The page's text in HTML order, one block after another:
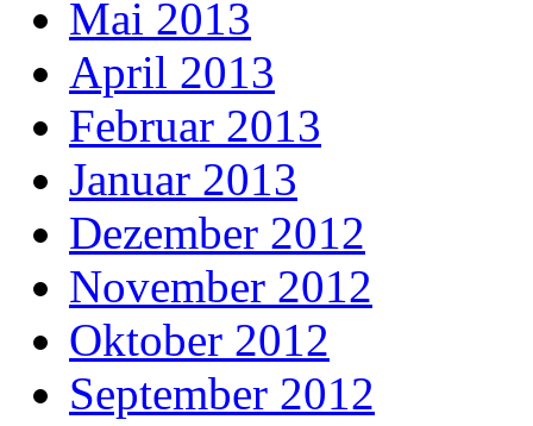
Mai 2013
April 2013
Februar 2013
Januar 2013
Dezember 2012
November 2012
Oktober 2012
September 2012